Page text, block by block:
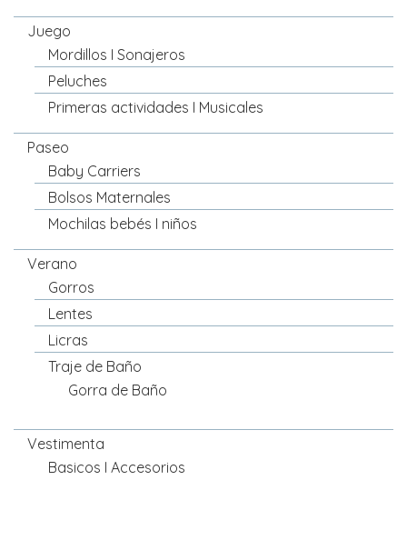
Juego
Mordillos I Sonajeros
Peluches
Primeras actividades I Musicales
Paseo
Baby Carriers
Bolsos Maternales
Mochilas bebés I niños
Verano
Gorros
Lentes
Licras
Traje de Baño
Gorra de Baño
Vestimenta
Basicos I Accesorios